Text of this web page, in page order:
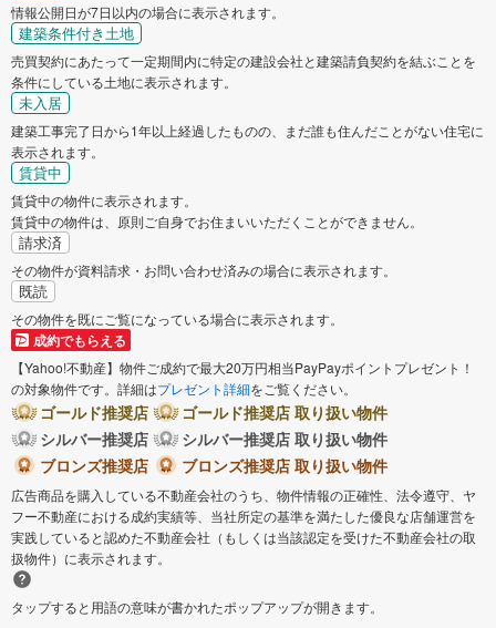
情報公開日が7日以内の場合に表示されます。
建築条件付き土地
売買契約にあたって一定期間内に特定の建設会社と建築請負契約を結ぶことを
条件にしている土地に表示されます。
未入居
建築工事完了日から1年以上経過したものの、まだ誰も住んだことがない住宅に
表示されます。
賃貸中
賃貸中の物件に表示されます。
賃貸中の物件は、原則ご自身でお住まいいただくことができません。
請求済
その物件が資料請求・お問い合わせ済みの場合に表示されます。
既読
その物件を既にご覧になっている場合に表示されます。
成約でもらえる
【Yahoo!不動産】物件ご成約で最大20万円相当PayPayポイントプレゼント！
の対象物件です。詳細はプレゼント詳細をご覧ください。
ゴールド推奨店
ゴールド推奨店 取り扱い物件
シルバー推奨店
シルバー推奨店 取り扱い物件
ブロンズ推奨店
ブロンズ推奨店 取り扱い物件
広告商品を購入している不動産会社のうち、物件情報の正確性、法令遵守、ヤ
フー不動産における成約実績等、当社所定の基準を満たした優良な店舗運営を
実践していると認めた不動産会社（もしくは当該認定を受けた不動産会社の取
扱物件）に表示されます。
タップすると用語の意味が書かれたポップアップが開きます。